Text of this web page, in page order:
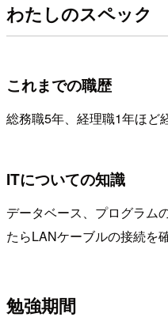
わたしのスペック
これまでの職歴
総務職5年、経理職1年ほど
ITについての知識
データベース、プログラム
たらLANケーブルの接続を
勉強期間